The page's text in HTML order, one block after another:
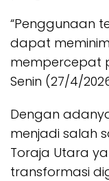
“Penggunaan
dapat
mempercepat
Senin (27/4/
Dengan
menjadi salah
Toraja Utara
transformasi